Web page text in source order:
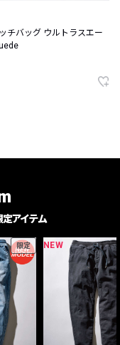
チバッグ ウルトラスエー
アイテム
限定 NEW